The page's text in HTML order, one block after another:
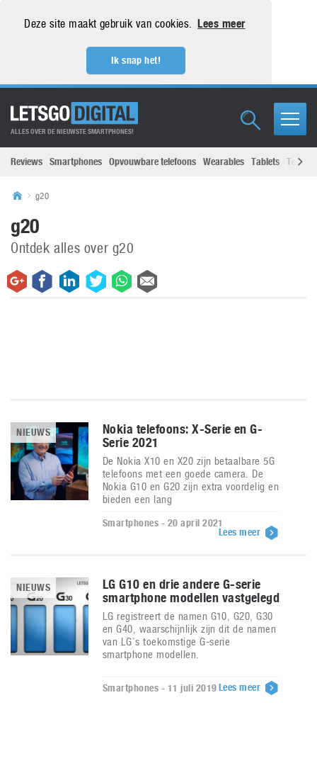
Deze site maakt gebruik van cookies. Lees meer
Ik snap het!
ALLES OVER DE NIEUWSTE SMARTPHONES!
Reviews Smartphones Opvouwbare telefoons Wearables Tablets
g20
g20
Ontdek alles over g20
NIEUWS
Nokia telefoons: X-Serie en G-
Serie 2021
De Nokia X10 en X20 zijn betaalbare 5G
telefoons met een goede camera. De
Nokia G10 en G20 zijn extra voordelig en
bieden een lang
Smartphones - 20 april 2021
Lees meer
NIEUWS
LG G10 en drie andere G-serie
smartphone modellen vastgelegd
LG registreert de namen G10, G20, G30
en G40, waarschijnlijk zijn dit de namen
van LG’s toekomstige G-serie
smartphone modellen.
Smartphones - 11 juli 2019Lees meer